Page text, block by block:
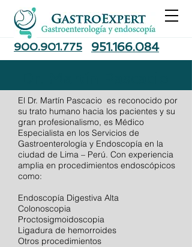
900.901.775 951.166.084
El Dr. Martín Pascacio es reconocido por
su trato humano hacia los pacientes y su
gran profesionalismo, es Médico
Especialista en los Servicios de
Gastroenterología y Endoscopía en la
ciudad de Lima – Perú. Con experiencia
amplia en procedimientos endoscópicos
como:
Endoscopía Digestiva Alta
Colonoscopia
Proctosigmoidoscopia
Ligadura de hemorroides
Otros procedimientos